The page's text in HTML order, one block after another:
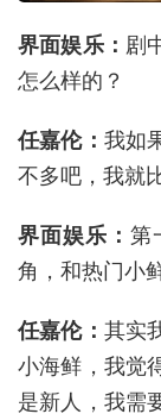
界面娱乐： 剧
怎么样的？
任嘉伦： 我如
不多吧，我就
界面娱乐：第
角，和热门小
任嘉伦： 其实
小海鲜，我觉
是新人，我需